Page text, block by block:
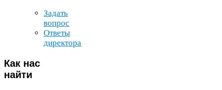
Задать
вопрос
Ответы
директора
Как нас
найти